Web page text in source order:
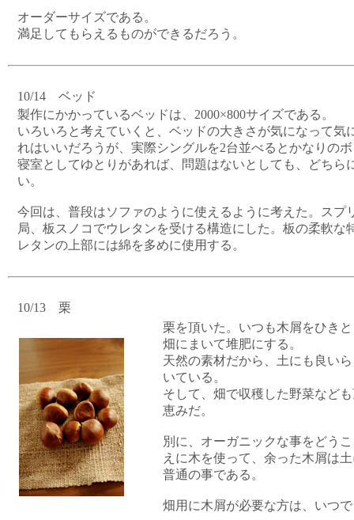
オーダーサイズである。
満足してもらえるものができるだろう。
10/14 ベッド
製作にかかっているベッドは、2000×800サイズである。
いろいろと考えていくと、ベッドの大きさが気になって気
れはいいだろうが、実際シングルを2台並べるとかなりの
寝室としてゆとりがあれば、問題はないとしても、どちら
い。
今回は、普段はソファのように使えるように考えた。スプ
局、板スノコでウレタンを受ける構造にした。板の柔軟な
レタンの上部には綿を多めに使用する。
10/13 栗
栗を頂いた。いつも木屑をひき
畑にまいて堆肥にする。
天然の素材だから、土にも良い
いている。
そして、畑で収穫した野菜など
恵みだ。
別に、オーガニックな事をどう
えに木を使って、余った木屑は
普通の事である。
畑用に木屑が必要な方は、いつ